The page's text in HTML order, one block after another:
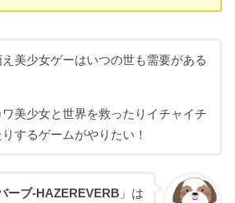
美少女ゲーはいつの世も需要がある
ワ美少女と世界を救ったりイチャイチ
りするゲームがやりたい！
ーブ-HAZEREVERB 」は